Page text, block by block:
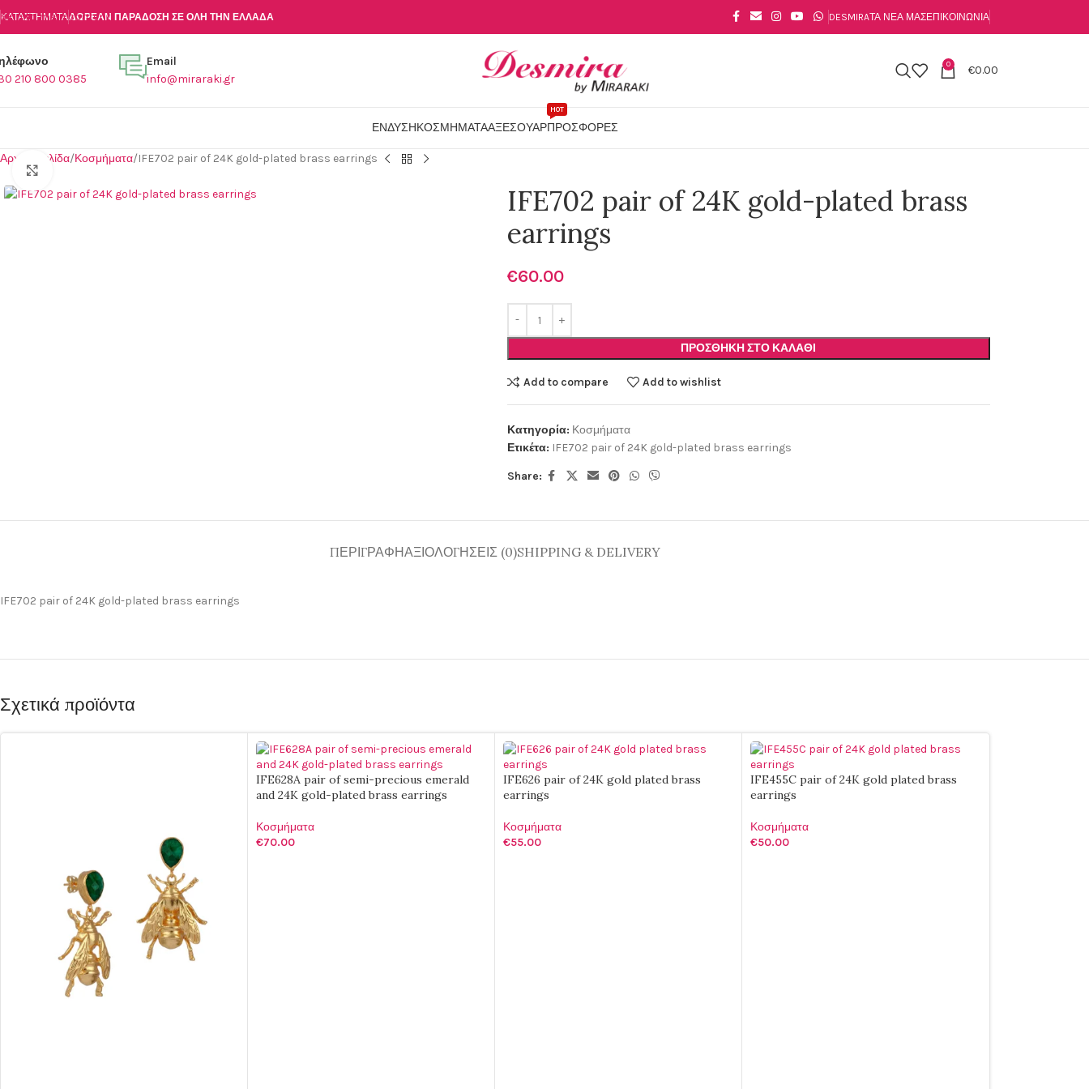
Skip to main content
ΚΑΤΑΣΤΉΜΑΤΑΔΩΡΕΑΝ ΠΑΡΑΔΟΣΗ ΣΕ ΟΛΗ ΤΗΝ ΕΛΛΑΔΑ DESMIRAΤΑ ΝΈΑ ΜΑΣΕΠΙΚΟΙΝΩΝΊΑ
210 800 0385
Email
info@miraraki.gr
0 €0.00
ΕΝΔΥΣΗΚΟΣΜΗΜΑΤΑΑΞΕΣΟΥΑΡΠΡΟΣΦΟΡΕΣ
HOT
Αρχική σελίδα Κοσμήματα IFE702 pair of 24K gold-plated brass earrings
IFE702 pair of 24K gold-plated brass
earrings
€60.00
ΠΡΟΣΘΉΚΗ ΣΤΟ ΚΑΛΆΘΙ
Add to compare Add to wishlist
Κατηγορία: Κοσμήματα
Ετικέτα: IFE702 pair of 24K gold-plated brass earrings
Share:
ΠΕΡΙΓΡΑΦΉΑΞΙΟΛΟΓΉΣΕΙΣ (0)SHIPPING & DELIVERY
IFE702 pair of 24K gold-plated brass earrings
Σχετικά προϊόντα
IFE628A pair of semi-precious emerald
and 24K gold-plated brass earrings
Κοσμήματα
€70.00
IFE626 pair of 24K gold plated brass
earrings
Κοσμήματα
€55.00
IFE455C pair of 24K gold plated brass
earrings
Κοσμήματα
€50.00